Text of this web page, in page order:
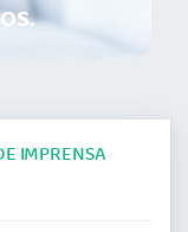
IMPRENSA